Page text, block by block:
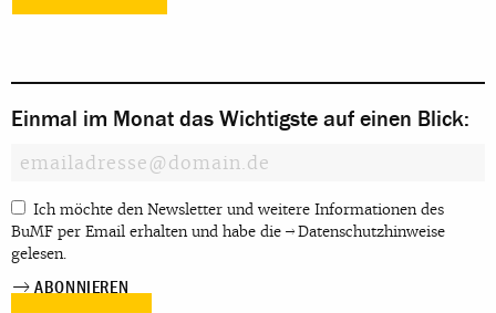
Einmal im Monat das Wichtigste auf einen Blick:
Ich möchte den Newsletter und weitere Informationen des
BuMF per Email erhalten und habe die
Datenschutzhinweise
gelesen.